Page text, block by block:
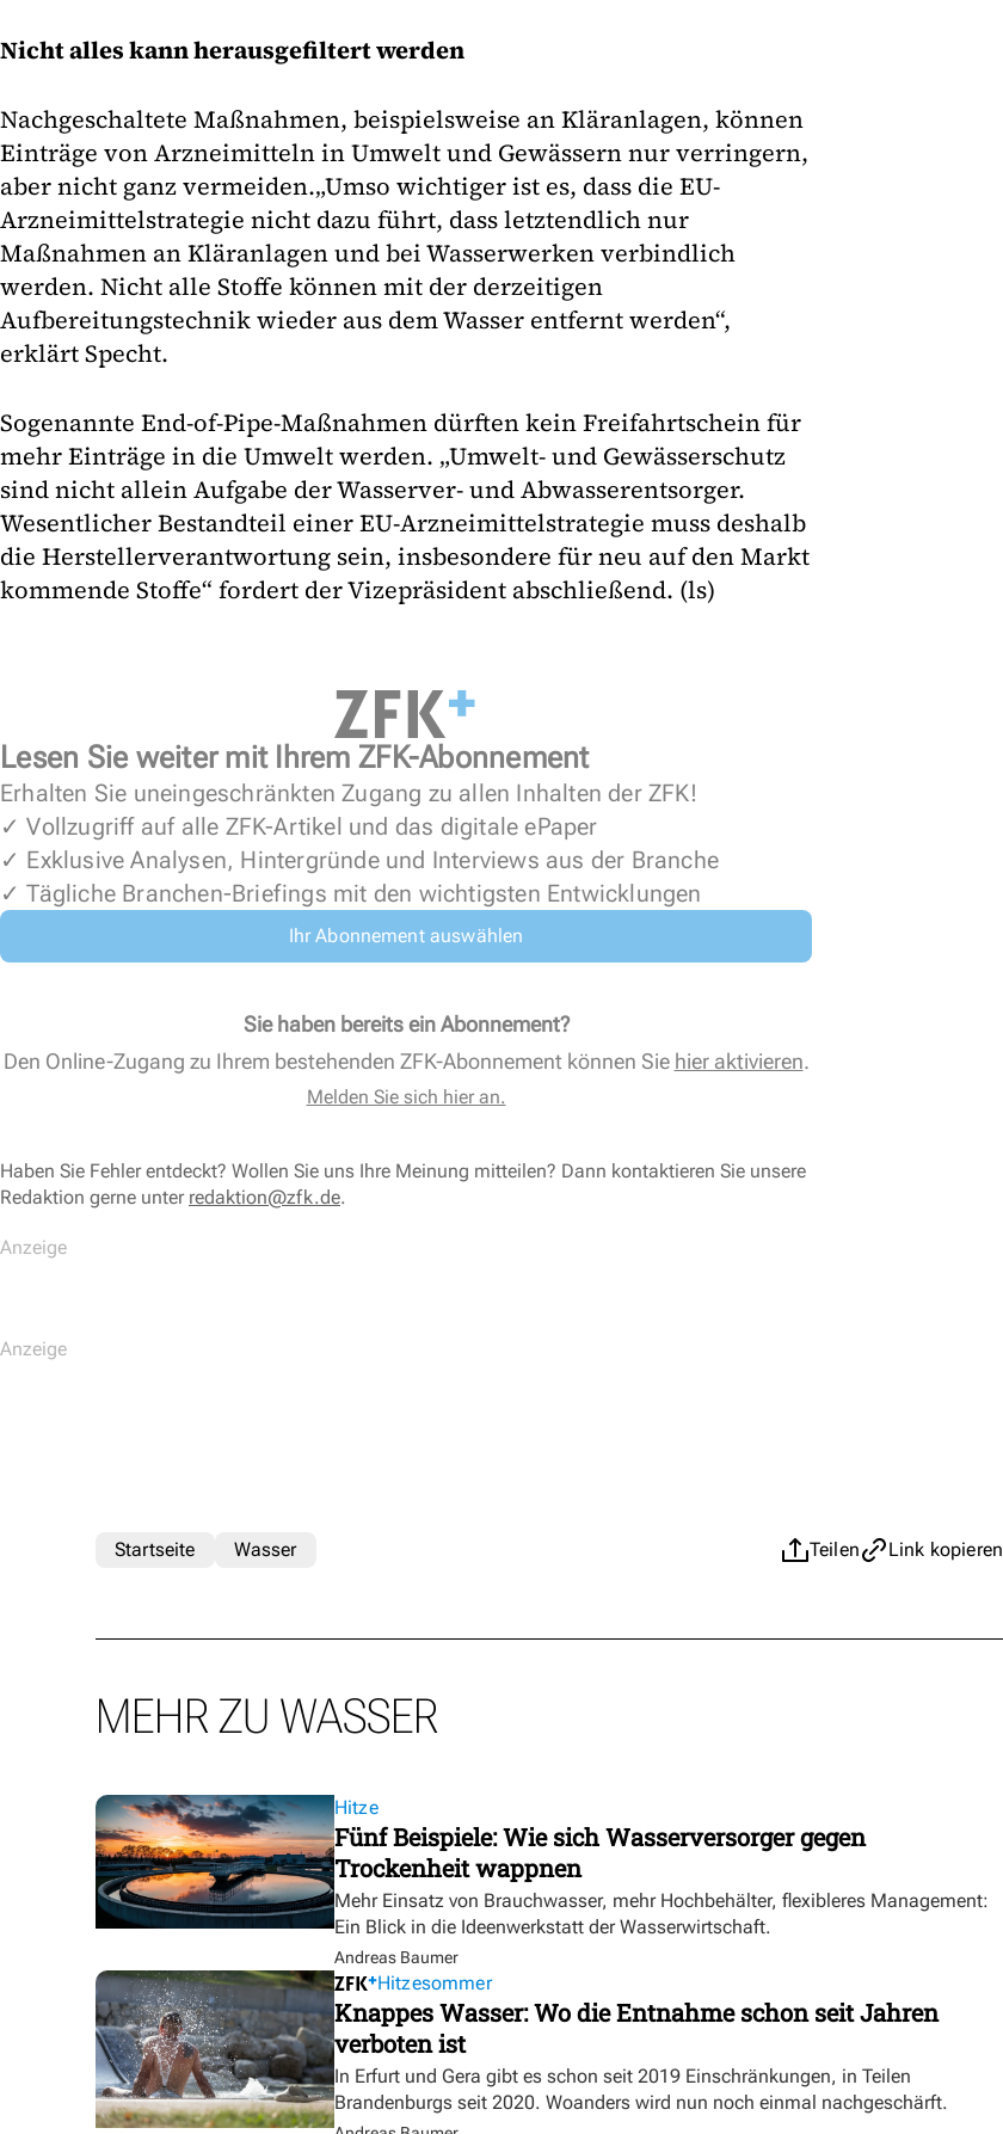
Nicht alles kann herausgefiltert werden
Nachgeschaltete Maßnahmen, beispielsweise an Kläranlagen, können
Einträge von Arzneimitteln in Umwelt und Gewässern nur verringern,
aber nicht ganz vermeiden.„Umso wichtiger ist es, dass die EU-
Arzneimittelstrategie nicht dazu führt, dass letztendlich nur
Maßnahmen an Kläranlagen und bei Wasserwerken verbindlich
werden. Nicht alle Stoffe können mit der derzeitigen
Aufbereitungstechnik wieder aus dem Wasser entfernt werden“,
erklärt Specht.
Sogenannte End-of-Pipe-Maßnahmen dürften kein Freifahrtschein für
mehr Einträge in die Umwelt werden. „Umwelt- und Gewässerschutz
sind nicht allein Aufgabe der Wasserver- und Abwasserentsorger.
Wesentlicher Bestandteil einer EU-Arzneimittelstrategie muss deshalb
die Herstellerverantwortung sein, insbesondere für neu auf den Markt
kommende Stoffe“ fordert der Vizepräsident abschließend. (ls)
Lesen Sie weiter mit Ihrem ZFK-Abonnement
Erhalten Sie uneingeschränkten Zugang zu allen Inhalten der ZFK!
✓ Vollzugriff auf alle ZFK-Artikel und das digitale ePaper
✓ Exklusive Analysen, Hintergründe und Interviews aus der Branche
✓ Tägliche Branchen-Briefings mit den wichtigsten Entwicklungen
Ihr Abonnement auswählen
Sie haben bereits ein Abonnement?
Den Online-Zugang zu Ihrem bestehenden ZFK-Abonnement können Sie hier aktivieren.
Melden Sie sich hier an.
Haben Sie Fehler entdeckt? Wollen Sie uns Ihre Meinung mitteilen? Dann kontaktieren Sie unsere
Redaktion gerne unter redaktion@zfk.de.
Teilen Link kopieren
Startseite Wasser
MEHR ZU WASSER
Hitze
Fünf Beispiele: Wie sich Wasserversorger gegen
Trockenheit wappnen
Mehr Einsatz von Brauchwasser, mehr Hochbehälter, flexibleres Management:
Ein Blick in die Ideenwerkstatt der Wasserwirtschaft.
Andreas Baumer
Hitzesommer
Knappes Wasser: Wo die Entnahme schon seit Jahren
verboten ist
In Erfurt und Gera gibt es schon seit 2019 Einschränkungen, in Teilen
Brandenburgs seit 2020. Woanders wird nun noch einmal nachgeschärft.